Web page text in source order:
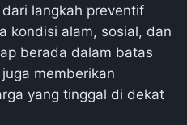
langkah preventif
kondisi alam, sosial, dan
berada dalam batas
memberikan
yang tinggal di dekat